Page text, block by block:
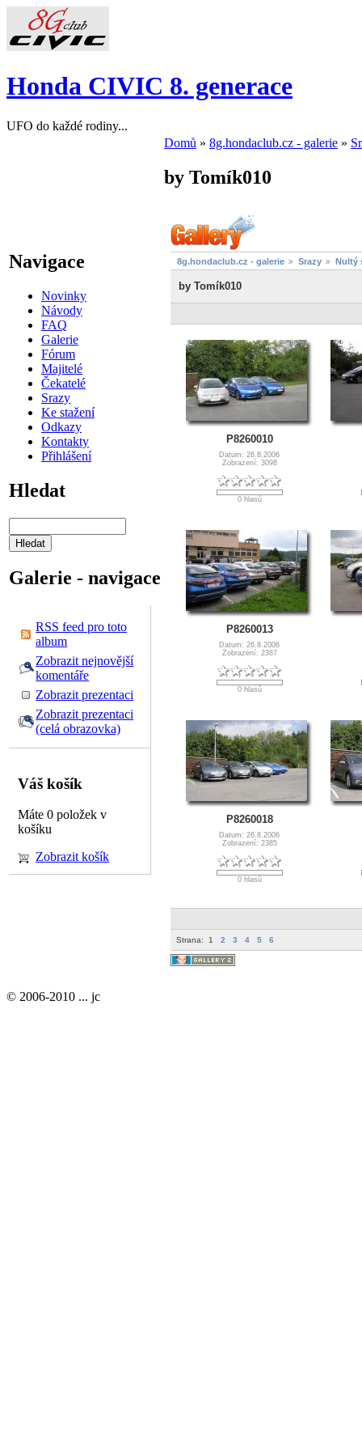
Honda CIVIC 8. generace
UFO do každé rodiny...
Navigace
Novinky
Návody
FAQ
Galerie
Fórum
Majitelé
Čekatelé
Srazy
Ke stažení
Odkazy
Kontakty
Přihlášení
Hledat
Galerie - navigace
RSS feed pro toto
album
Zobrazit nejnovější
komentáře
Zobrazit prezentaci
Zobrazit prezentaci
(celá obrazovka)
Váš košík
Máte 0 položek v
košíku
Zobrazit košík
Domů » 8g.hondaclub.cz - galerie »
by Tomík010
8g.hondaclub.cz - galerie Srazy Nultý
by Tomík010
P8260010
Datum: 26.8.2006
Zobrazení: 3098
0 hlasů
P8260013
Datum: 26.8.2006
Zobrazení: 2387
0 hlasů
P8260018
Datum: 26.8.2006
Zobrazení: 2385
0 hlasů
Strana: 1 2 3 4 5 6
© 2006-2010 ... jc